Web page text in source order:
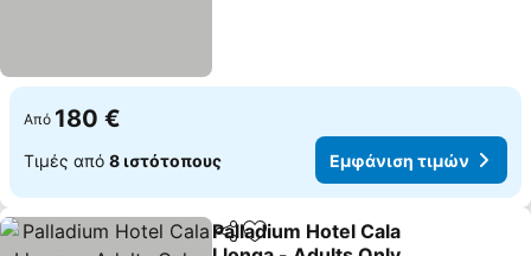
Από 180 €
Τιμές από 8 ιστότοπους Εμφάνιση τιμών
Κοινοποίηση
Προσθήκη στα αγαπημένα
Palladium Hotel Cala